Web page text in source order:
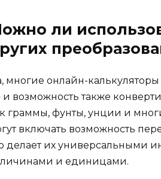
ли
многие онлайн-
и возможность также
граммы, фунты, унции и
включать возможность
делает их универсальными
и единицами.